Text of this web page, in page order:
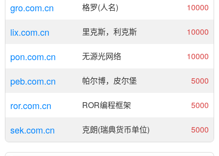
gro.com.cn 格罗(人名) 10000
lix.com.cn 里克斯，利克斯 10000
pon.com.cn 无源光网络 10000
peb.com.cn 帕尔博，皮尔堡 5000
ror.com.cn ROR编程框架 5000
sek.com.cn 克朗(瑞典货币单位) 5000